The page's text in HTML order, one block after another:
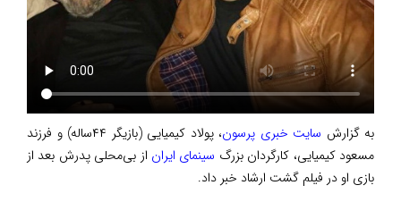
به گزارش سایت خبری پرسون
، پولاد کیمیایی (بازیگر ۴۴ساله) و فرزند
مسعود کیمیایی، کارگردان بزرگ سینمای ایران از بی‌محلی پدرش بعد از
بازی او در فیلم گشت ارشاد خبر داد.